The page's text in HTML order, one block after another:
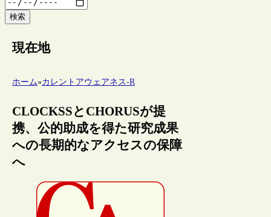
検索
現在地
ホーム»カレントアウェアネス-R
CLOCKSSとCHORUSが提
携、公的助成を得た研究成果
への長期的なアクセスの保障
へ